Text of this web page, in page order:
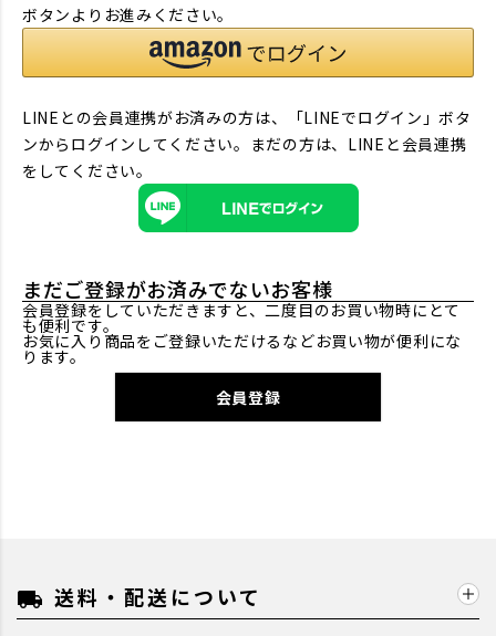
ボタンよりお進みください。
LINEとの会員連携がお済みの方は、「LINEでログイン」ボタ
ンからログインしてください。まだの方は、 LINEと会員連携
をしてください。
まだご登録がお済みでないお客様
会員登録をしていただきますと、二度目のお買い物時にとて
も便利です。
お気に入り商品をご登録いただけるなどお買い物が便利にな
ります。
会員登録
local_shipping 送料・配送について